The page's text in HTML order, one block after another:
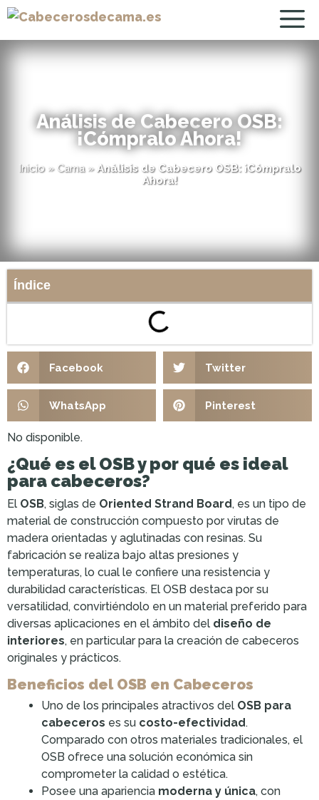
Análisis de Cabecero OSB:
¡Cómpralo Ahora!
Inicio» Cama» Análisis de Cabecero OSB: ¡Cómpralo
Ahora!
Índice
Facebook Twitter
WhatsApp Pinterest
No disponible.
¿Qué es el OSB y por qué es ideal
para cabeceros?
El OSB, siglas de Oriented Strand Board, es un tipo de
material de construcción compuesto por virutas de
madera orientadas y aglutinadas con resinas. Su
fabricación se realiza bajo altas presiones y
temperaturas, lo cual le confiere una resistencia y
durabilidad características. El OSB destaca por su
versatilidad, convirtiéndolo en un material preferido para
diversas aplicaciones en el ámbito del diseño de
interiores, en particular para la creación de cabeceros
originales y prácticos.
Beneficios del OSB en Cabeceros
Uno de los principales atractivos del OSB para
cabeceros es su costo-efectividad.
Comparado con otros materiales tradicionales, el
OSB ofrece una solución económica sin
comprometer la calidad o estética.
Posee una apariencia moderna y única, con